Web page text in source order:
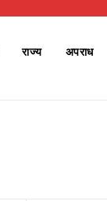
राज्य अपराध